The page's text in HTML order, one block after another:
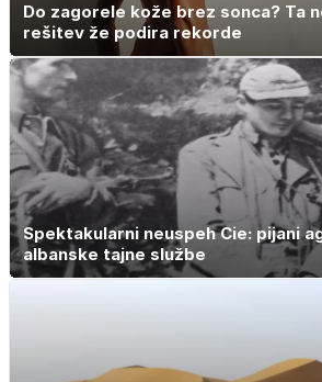
Do zagorele kože brez sonca? Ta
rešitev že podira rekorde
Spektakularni neuspeh Cie: pijani
albanske tajne službe